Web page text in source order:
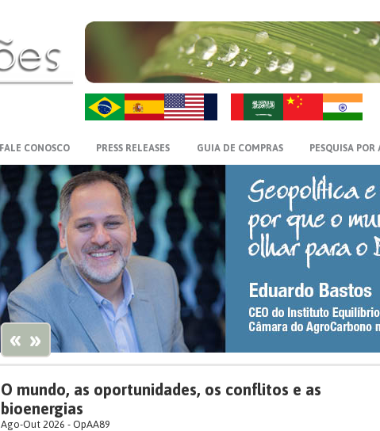
FALE CONOSCO PRESS RELEASES GUIA DE COMPRAS PESQUISA
O mundo, as oportunidades, os conflitos e as
bioenergias
Ago-Out 2026 - OpAA89